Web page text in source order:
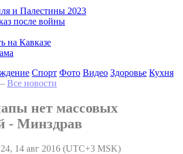
и Палестины 2023
после войны
на Кавказе
Спорт Фото Видео Здоровье Кухня
Все новости
нет массовых
- Минздрав
14 авг 2016 (UTC+3 MSK)